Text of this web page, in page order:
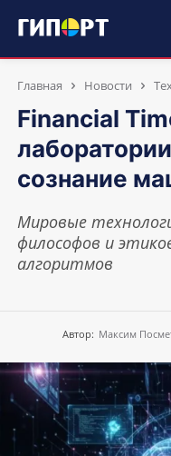
Главная Новости
Financial
сознание
Мировые
философов и
алгоритмов
Автор: Максим